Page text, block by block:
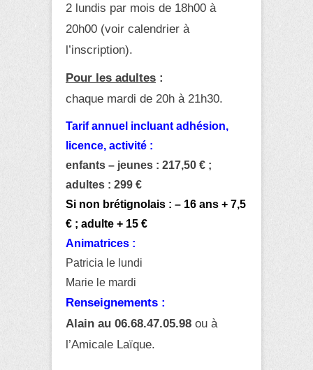
2 lundis par mois de 18h00 à
20h00 (voir calendrier à
l’inscription).
Pour les adultes :
chaque mardi de 20h à 21h30.
Tarif annuel incluant adhésion,
licence, activité :
enfants – jeunes : 217,50 € ;
adultes : 299 €
Si non brétignolais : – 16 ans + 7,5
€ ; adulte + 15 €
Animatrices :
Patricia le lundi
Marie le mardi
Renseignements :
Alain au 06.68.47.05.98 ou à
l’Amicale Laïque.